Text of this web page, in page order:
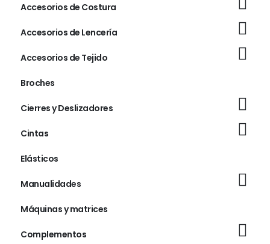
Accesorios de Costura
Accesorios de Lencería
Accesorios de Tejido
Broches
Cierres y Deslizadores
Cintas
Elásticos
Manualidades
Máquinas y matrices
Complementos